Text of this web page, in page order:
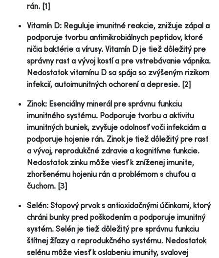
rán. [1]
Vitamín D: Reguluje imunitné reakcie, znižuje zápal a
podporuje tvorbu antimikrobiálnych peptidov, ktoré
ničia baktérie a vírusy. Vitamín D je tiež dôležitý pre
správny rast a vývoj kostí a pre vstrebávanie vápnika.
Nedostatok vitamínu D sa spája so zvýšeným rizikom
infekcií, autoimunitných ochorení a depresie. [2]
Zinok: Esenciálny minerál pre správnu funkciu
imunitného systému. Podporuje tvorbu a aktivitu
imunitných buniek, zvyšuje odolnosť voči infekciám a
podporuje hojenie rán. Zinok je tiež dôležitý pre rast
a vývoj, reprodukčné zdravie a kognitívne funkcie.
Nedostatok zinku môže viesť k zníženej imunite,
zhoršenému hojeniu rán a problémom s chuťou a
čuchom. [3]
Selén: Stopový prvok s antioxidačnými účinkami, ktorý
chráni bunky pred poškodením a podporuje imunitný
systém. Selén je tiež dôležitý pre správnu funkciu
štítnej žľazy a reprodukčného systému. Nedostatok
selénu môže viesť k oslabeniu imunity, svalovej